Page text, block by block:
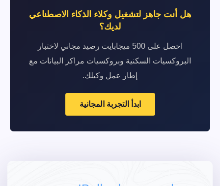
هل أنت جاهز لتشغيل وكلاء الذكاء الاصطناعي
لديك؟
احصل على 500 ميجابايت رصيد مجاني لاختبار
البروكسيات السكنية وبروكسيات مراكز البيانات مع
إطار عمل وكيلك.
ابدأ التجربة المجانية